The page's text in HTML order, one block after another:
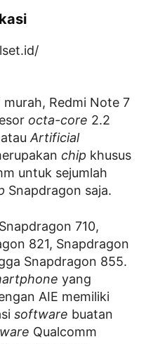
Redmi Note 7
octa-core 2.2
Artificial
chip khusus
untuk sejumlah
Snapdragon saja.
710,
821, Snapdragon
Snapdragon 855.
yang
AIE memiliki
software buatan
Qualcomm